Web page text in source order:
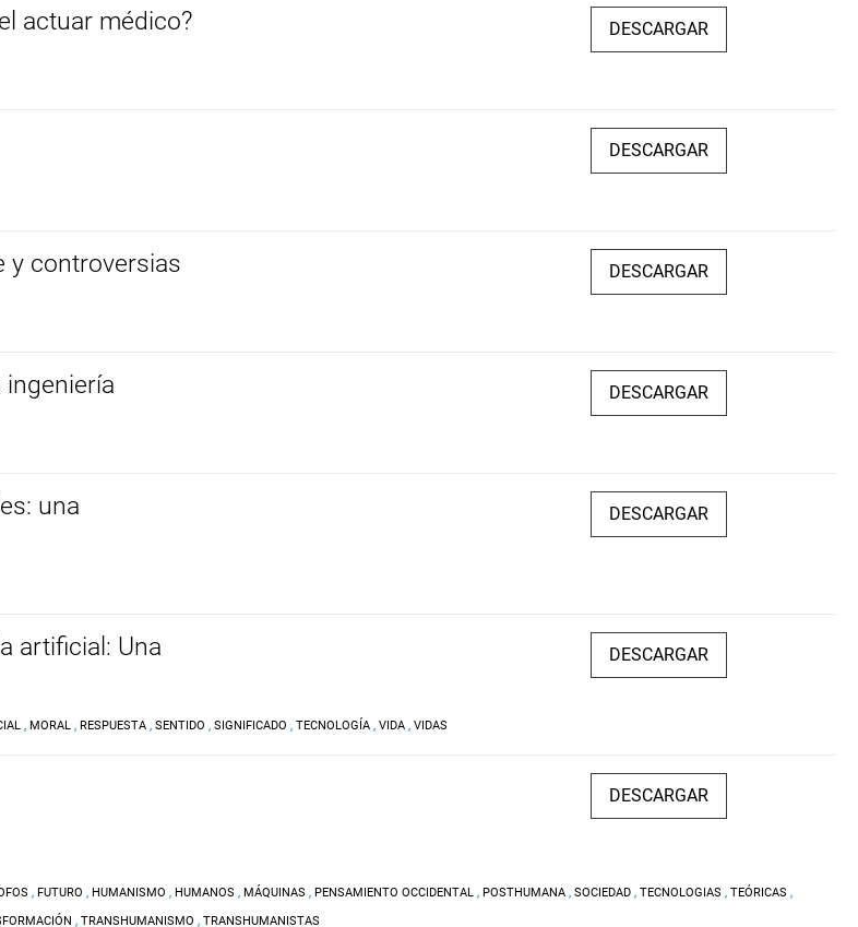
actuar médico? DESCARGAR
DESCARGAR
y controversias DESCARGAR
ingeniería DESCARGAR
una
DESCARGAR
artificial: Una
DESCARGAR
, MORAL , RESPUESTA , SENTIDO , SIGNIFICADO , TECNOLOGÍA , VIDA , VIDAS
DESCARGAR
, FUTURO , HUMANISMO , HUMANOS , MÁQUINAS , PENSAMIENTO OCCIDENTAL, POSTHUMANA, SOCIEDAD, TECNOLOGIAS , TEÓRICAS ,
, TRANSHUMANISMO , TRANSHUMANISTAS